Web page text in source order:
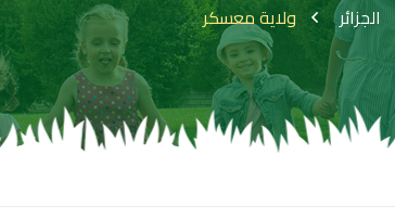
الجزائر ولاية معسكر